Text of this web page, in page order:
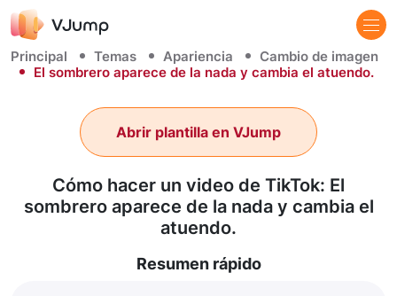
Principal Temas Apariencia
Cambio de imagen
El sombrero aparece de la nada y cambia el atuendo.
Cómo hacer un video de TikTok: El
sombrero aparece de la nada y cambia el
atuendo.
Abrir plantilla en VJump
Resumen rápido